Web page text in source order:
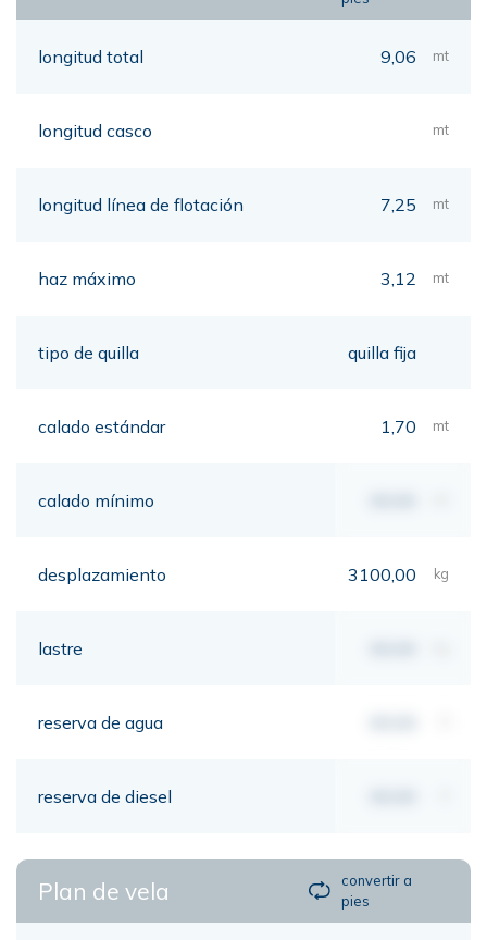
longitud total 9,06 mt
longitud casco mt
longitud línea de flotación 7,25 mt
haz máximo 3,12 mt
tipo de quilla quilla fija
calado estándar 1,70 mt
calado mínimo
desplazamiento 3100,00 kg
lastre
reserva de agua
reserva de diesel
Plan de vela
convertir a
pies